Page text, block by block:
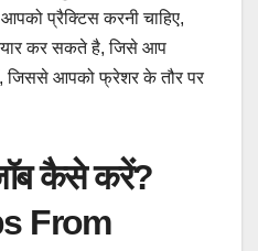
आपको प्रैक्टिस करनी चाहिए,
कर सकते है, जिसे आप
जिससे आपको फ्रेशर के तौर पर
कैसे करें?
From